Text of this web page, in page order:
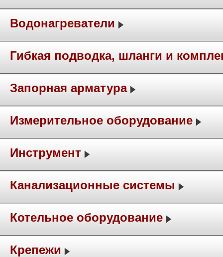
Водонагреватели
Гибкая подводка, шланги и
Запорная арматура
Измерительное оборудование
Инструмент
Канализационные системы
Котельное оборудование
Крепежи